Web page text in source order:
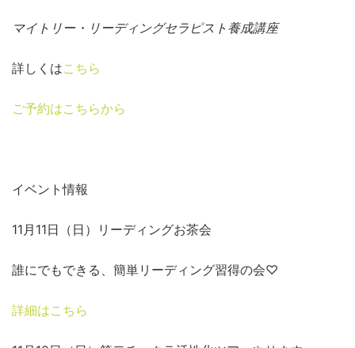
マイトリー・リーディングセラピスト養成講座
詳しくはこちら
ご予約はこちらから
イベント情報
11月11日（日）リーディングお茶会
誰にでもできる、簡単リーディング習得の会♡
詳細はこちら